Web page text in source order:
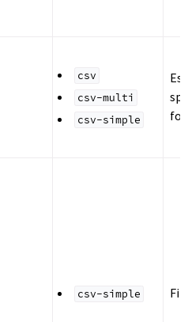
csv
csv-multi
csv-simple
csv-simple